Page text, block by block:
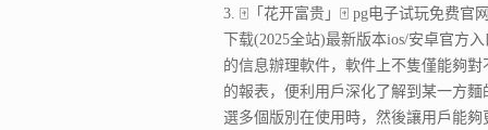
3. 🀄「花开富贵」🀄 pg电子试玩免费
下载(2025全站)最新版本ios/安卓官方
的信息辦理軟件，軟件上不隻僅能夠
的報表，便利用戶深化了解到某一方
選多個版別在使用時，然後讓用戶能